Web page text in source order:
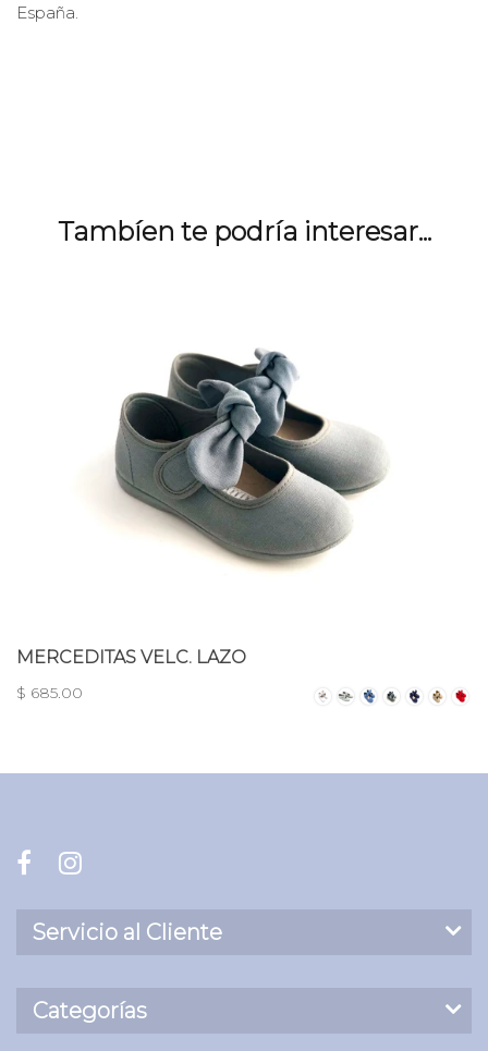
España.
Tambíen te podría interesar...
MERCEDITAS VELC. LAZO
$ 685.00
Servicio al Cliente
Categorías